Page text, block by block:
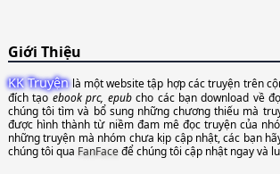
Giới Thiệu
KK Truyệnlà một website tập hợp các truyện trên
đích tạoebook prc, epubcho các bạn download về
chúng tôi tìm và bổ sung những chương thiếu mà
được hình thành từ niềm đam mê đọc truyện của
những truyện mà nhóm chưa kịp cập nhật, các bạn
chúng tôi qua FanFaceđể chúng tôi cập nhật ngay và